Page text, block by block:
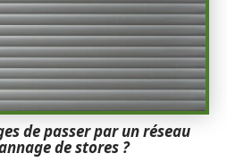
de passer par un réseau
de stores ?